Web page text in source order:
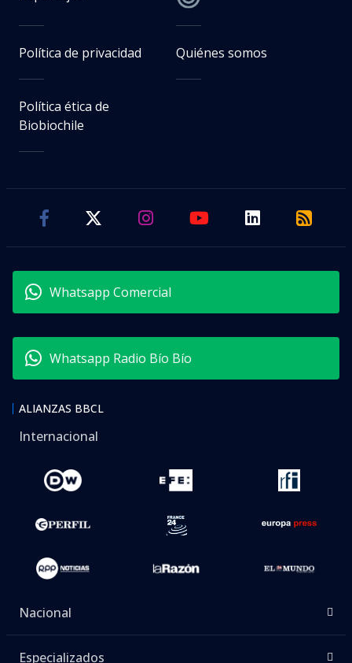
Política de privacidad Quiénes somos
Política ética de
Biobiochile
Whatsapp Comercial
Whatsapp Radio Bío Bío
ALIANZAS BBCL
Internacional
Nacional
Especializados